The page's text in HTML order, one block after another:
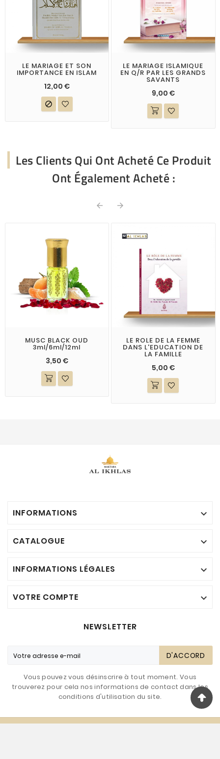
LE MARIAGE ET SON
IMPORTANCE EN ISLAM
12,00 €

LE MARIAGE ISLAMIQUE
EN Q/R PAR LES GRANDS
SAVANTS
9,00 €
Les Clients Qui Ont Acheté Ce Produit
Ont Également Acheté :
 
MUSC BLACK OUD
3ml/6ml/12ml
3,50 €
LE ROLE DE LA FEMME
DANS L'EDUCATION DE
LA FAMILLE
5,00 €
INFORMATIONS 
CATALOGUE 
INFORMATIONS LÉGALES 
VOTRE COMPTE 
NEWSLETTER
D'ACCORD
Vous pouvez vous désinscrire à tout moment. Vous
trouverez pour cela nos informations de contact dans les
conditions d'utilisation du site.